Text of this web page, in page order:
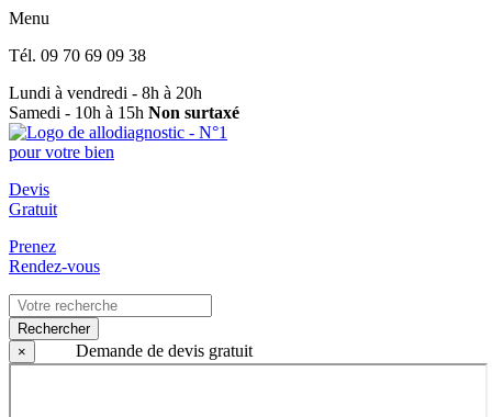
Menu
Tél. 09 70 69 09 38
Lundi à vendredi - 8h à 20h
Samedi - 10h à 15h Non surtaxé
Devis
Gratuit
Prenez
Rendez-vous
Rechercher
×
Demande de devis gratuit